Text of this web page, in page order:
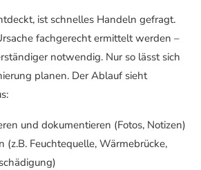
ist schnelles Handeln gefragt.
fachgerecht ermittelt werden –
notwendig. Nur so lässt sich
planen. Der Ablauf sieht
und dokumentieren (Fotos, Notizen)
(z.B. Feuchtequelle, Wärmebrücke,